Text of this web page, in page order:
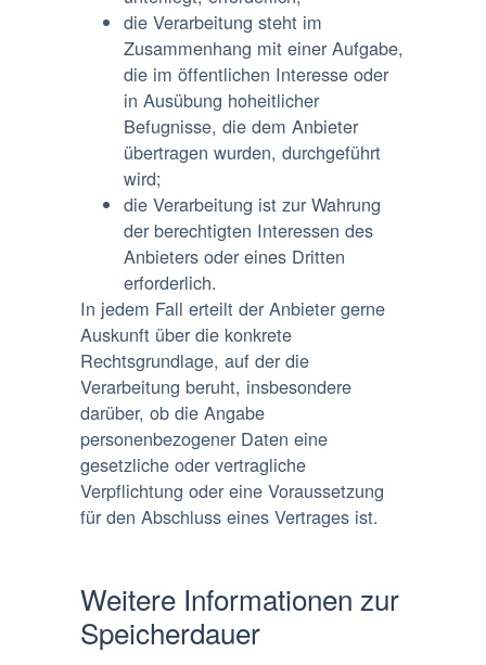
die Verarbeitung steht im
Zusammenhang mit einer Aufgabe,
die im öffentlichen Interesse oder
in Ausübung hoheitlicher
Befugnisse, die dem Anbieter
übertragen wurden, durchgeführt
wird;
die Verarbeitung ist zur Wahrung
der berechtigten Interessen des
Anbieters oder eines Dritten
erforderlich.
In jedem Fall erteilt der Anbieter gerne
Auskunft über die konkrete
Rechtsgrundlage, auf der die
Verarbeitung beruht, insbesondere
darüber, ob die Angabe
personenbezogener Daten eine
gesetzliche oder vertragliche
Verpflichtung oder eine Voraussetzung
für den Abschluss eines Vertrages ist.
Weitere Informationen zur
Speicherdauer